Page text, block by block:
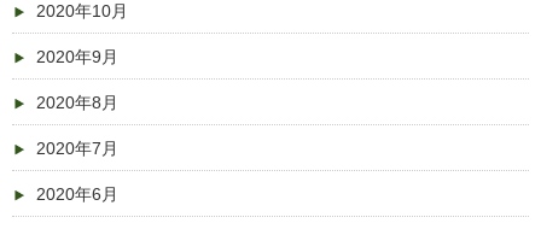
2020年10月
2020年9月
2020年8月
2020年7月
2020年6月